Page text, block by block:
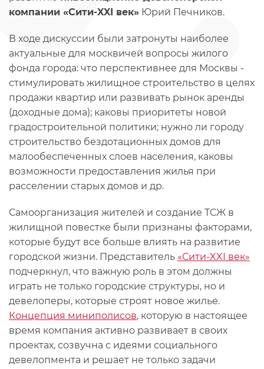
компании «Сити-XXI век» Юрий Печников.
В ходе дискуссии были затронуты наиболее
актуальные для москвичей вопросы жилого
фонда города: что перспективнее для Москвы -
стимулировать жилищное строительство в целях
продажи квартир или развивать рынок аренды
(доходные дома); каковы приоритеты новой
градостроительной политики; нужно ли городу
строительство бездотационных домов для
малообеспеченных слоев населения, каковы
возможности предоставления жилья при
расселении старых домов и др.
Самоорганизация жителей и создание ТСЖ в
жилищной повестке были признаны факторами,
которые будут все больше влиять на развитие
городской жизни. Представитель «Сити-XXI век»
подчеркнул, что важную роль в этом должны
играть не только городские структуры, но и
девелоперы, которые строят новое жилье.
Концепция миниполисов, которую в настоящее
время компания активно развивает в своих
проектах, созвучна с идеями социального
девелопмента и решает не только задачи